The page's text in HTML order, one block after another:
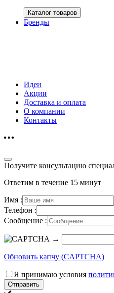
Каталог товаров
Бренды
Идеи
Акции
Доставка и оплата
О компании
Контакты
Получите консультацию
Ответим в течение 15 минут
Имя :
Телефон :
Сообщение :
→
Обновить капчу (CAPTCHA)
Я принимаю условия
Отправить